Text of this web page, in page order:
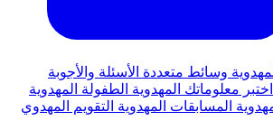
متعددةالأسئلة والأجوبة
المهدويةالطفولة المهدوية
المهدويةالتقويم المهدوي